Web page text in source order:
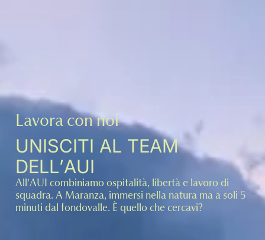
Lavora con noi
UNISCITI AL TEAM
DELL’AUI
All’AUI combiniamo ospitalità, libertà e lavoro di
squadra. A Maranza, immersi nella natura ma a soli 5
minuti dal fondovalle. È quello che cercavi?